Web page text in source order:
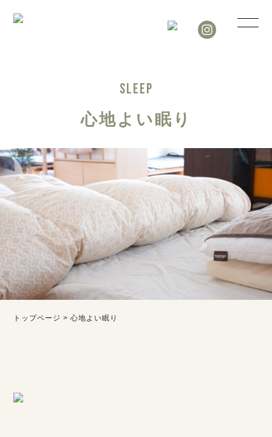
SLEEP
心地よい眠り
トップページ >心地よい眠り